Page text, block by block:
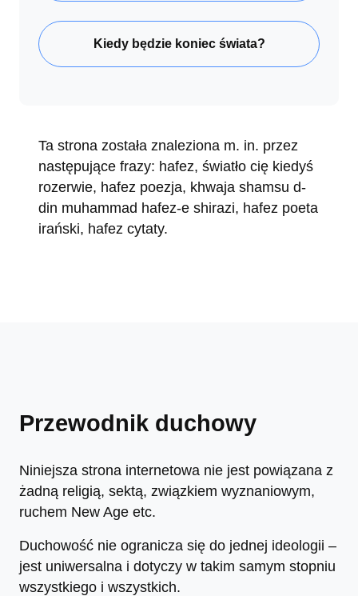
Kiedy będzie koniec świata?
Ta strona została znaleziona m. in. przez
następujące frazy: hafez, światło cię kiedyś
rozerwie, hafez poezja, khwaja shamsu d-
din muhammad hafez-e shirazi, hafez poeta
irański, hafez cytaty.
Przewodnik duchowy
Niniejsza strona internetowa nie jest powiązana z
żadną religią, sektą, związkiem wyznaniowym,
ruchem New Age etc.
Duchowość nie ogranicza się do jednej ideologii –
jest uniwersalna i dotyczy w takim samym stopniu
wszystkiego i wszystkich.